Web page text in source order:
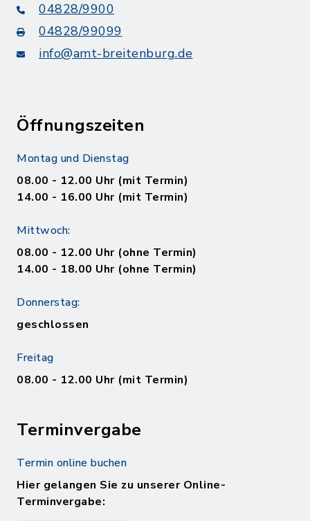
04828/9900
04828/99099
info@amt-breitenburg.de
Öffnungszeiten
Montag und Dienstag
08.00 - 12.00 Uhr (mit Termin)
14.00 - 16.00 Uhr (mit Termin)
Mittwoch:
08.00 - 12.00 Uhr (ohne Termin)
14.00 - 18.00 Uhr (ohne Termin)
Donnerstag:
geschlossen
Freitag
08.00 - 12.00 Uhr (mit Termin)
Terminvergabe
Termin online buchen
Hier gelangen Sie zu unserer Online-
Terminvergabe: